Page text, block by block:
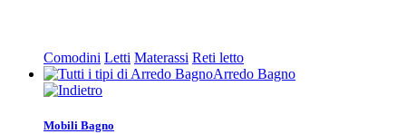
Comodini Letti Materassi Reti letto
Arredo Bagno
Mobili Bagno